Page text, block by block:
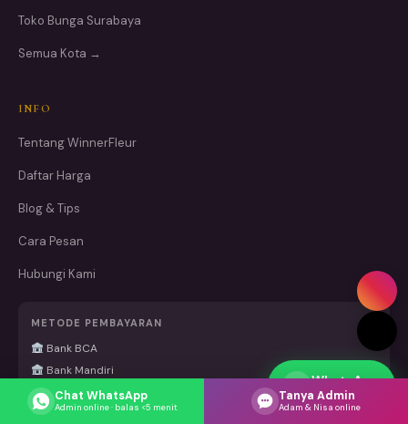
Toko Bunga Surabaya
Semua Kota →
INFO
Tentang WinnerFleur
Daftar Harga
Blog & Tips
Cara Pesan
Hubungi Kami
METODE PEMBAYARAN
Bank BCA
Bank Mandiri
WhatsApp
Respons cepat
Chat WhatsApp
Admin online · balas <5 menit
Tanya Admin
Adam & Nisa online